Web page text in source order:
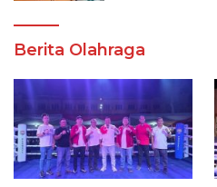
Berita Olahraga